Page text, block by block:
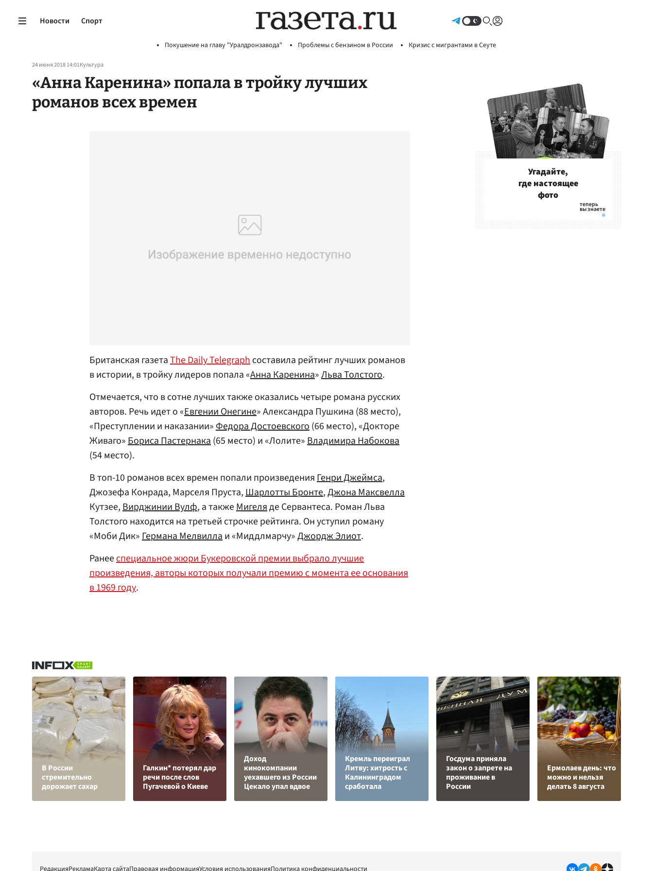
Новости Спорт
Покушение на главу "Уралдронзавода" Проблемы с бензином в России Кризис с мигрантами в Сеуте
24 июня 2018 14:01Культура
«Анна Каренина» попала в тройку лучших
романов всех времен
Британская газетаThe Daily Telegraphсоставила рейтинг лучших романов
в истории, в тройку лидеров попала «Анна Каренина»Льва Толстого.
Отмечается, что в сотне лучших также оказались четыре романа русских
авторов. Речь идет о «Евгении Онегине» Александра Пушкина (88 место),
«Преступлении и наказании»Федора Достоевского(66 место), «Докторе
Живаго»Бориса Пастернака(65 место) и «Лолите»Владимира Набокова
(54 место).
В топ-10 романов всех времен попали произведенияГенри Джеймса,
Джозефа Конрада, Марселя Пруста,Шарлотты Бронте,Джона Максвелла
Кутзее,Вирджинии Вулф, а такжеМигеляде Сервантеса. Роман Льва
Толстого находится на третьей строчке рейтинга. Он уступил роману
«Моби Дик»Германа Мелвиллаи «Миддлмарчу»Джордж Элиот.
Ранееспециальное жюри Букеровской премии выбрало лучшие
произведения, авторы которых получали премию с момента ее основания
в 1969 году.
Угадайте,
где настоящее
фото
В России
стремительно
дорожает сахар
Галкин* потерял дар
речи после слов
Пугачевой о Киеве
Доход
кинокомпании
уехавшего из России
Цекало упал вдвое
Кремль переиграл
Литву: хитрость с
Калининградом
сработала
Госдума приняла
закон о запрете на
проживание в
России
Ермолаев день: что
можно и нельзя
делать 8 августа
РедакцияРекламаКарта сайтаПравовая информацияУсловия использованияПолитика конфиденциальности